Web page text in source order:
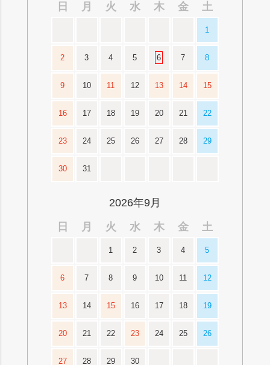
日
月 火 水 木 金 土
1
2 3 4 5 6 7 8
9 10 11 12 13 14 15
16 17 18 19 20 21 22
23 24 25 26 27 28 29
30 31
2026年9月
日
月 火 水 木 金 土
1 2 3 4 5
6 7 8 9 10 11 12
13 14 15 16 17 18 19
20 21 22 23 24 25 26
27 28 29 30